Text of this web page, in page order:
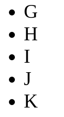
G
H
I
J
K